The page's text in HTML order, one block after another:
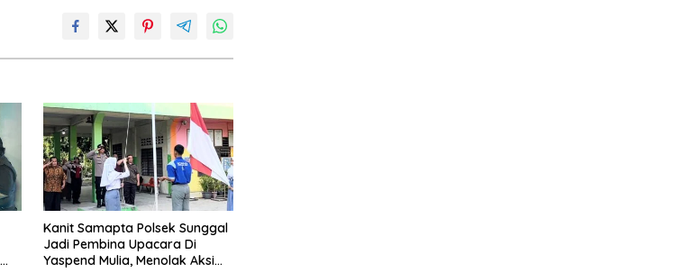
Kanit Samapta Polsek Sunggal
Jadi Pembina Upacara Di
Yaspend Mulia, Menolak Aksi